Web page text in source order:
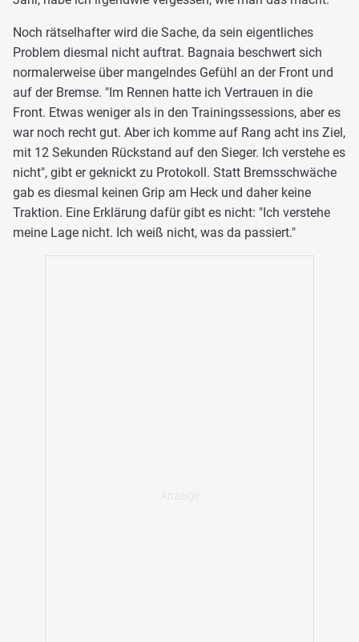
Noch rätselhafter wird die Sache, da sein eigentliches
Problem diesmal nicht auftrat. Bagnaia beschwert sich
normalerweise über mangelndes Gefühl an der Front und
auf der Bremse. "Im Rennen hatte ich Vertrauen in die
Front. Etwas weniger als in den Trainingssessions, aber es
war noch recht gut. Aber ich komme auf Rang acht ins Ziel,
mit 12 Sekunden Rückstand auf den Sieger. Ich verstehe es
nicht", gibt er geknickt zu Protokoll. Statt Bremsschwäche
gab es diesmal keinen Grip am Heck und daher keine
Traktion. Eine Erklärung dafür gibt es nicht: "Ich verstehe
meine Lage nicht. Ich weiß nicht, was da passiert."